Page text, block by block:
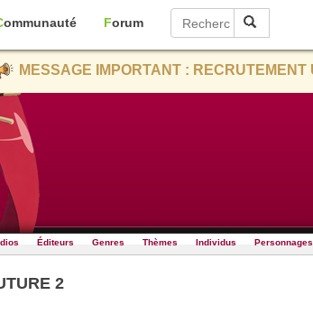
Communauté Forum
MESSAGE IMPORTANT : RECRUTEMENT
Éditeurs Genres Thèmes Individus Personnages
2